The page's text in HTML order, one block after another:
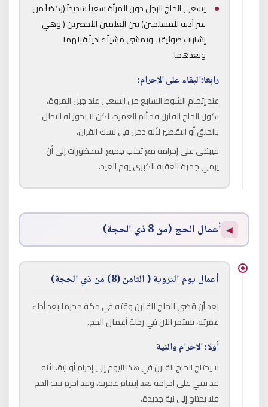
يسعى الحاج الرجل دون المرأة سعياً شديداً (ركضاً من
غير أذية للمسلمين) بين العلمين الأخضرين ( وهي
إشارات ضوئية) ، ويمشي مشياً عادياً قبلهما
وبعدهما.
رابعا:البقاء على الإحرام:
عند إتمام الشوط السابع من السعي عند جبل المروة،
يكون الحاج القارن قد أتم العمرة، لكن لا يجوز له التحلل
بالحلق أو التقصير لأنه دخل في نسك القران.
فيبقى على إحرامه مع تجنب جميع المحظورات إلى أن
يرمي جمرة العقبة الكبرى يوم العيد.
◀ أعمال الحج (من 8 ذي الحجة)
أعمال يوم التروية ( الثامن (8) من ذي الحجة)
بعد أن قضى الحاج القارن وقته في مكة محرما بعد أداء
عمرته، يستمر الآن في رحلة أعمال الحج.
أولا: الإحرام والنية
لا يحتاج الحاج القارن في هذا اليوم إلى إحرام أو نية، لأنه
قد بقي على إحرامه بعد إتمام عمرته، وقد أحرم بنية الحج
فلا يحتاج إلى نية جديدة.